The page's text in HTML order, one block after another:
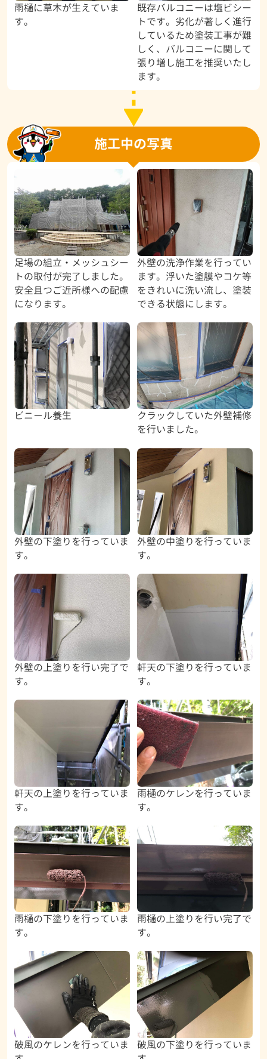
雨樋に草木が生えていま
す。
既存バルコニーは塩ビシー
トです。劣化が著しく進行
しているため塗装工事が難
しく、バルコニーに関して
張り増し施工を推奨いたし
ます。
施工中の写真
足場の組立・メッシュシー
トの取付が完了しました。
安全且つご近所様への配慮
になります。
外壁の洗浄作業を行ってい
ます。浮いた塗膜やコケ等
をきれいに洗い流し、塗装
できる状態にします。
ビニール養生
クラックしていた外壁補修
を行いました。
外壁の下塗りを行っていま
す。
外壁の中塗りを行っていま
す。
外壁の上塗りを行い完了で
す。
軒天の下塗りを行っていま
す。
軒天の上塗りを行っていま
す。
雨樋のケレンを行っていま
す。
雨樋の下塗りを行っていま
す。
雨樋の上塗りを行い完了で
す。
破風のケレンを行っていま
破風の下塗りを行っていま